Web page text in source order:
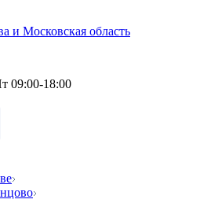
и Московская область
09:00-18:00